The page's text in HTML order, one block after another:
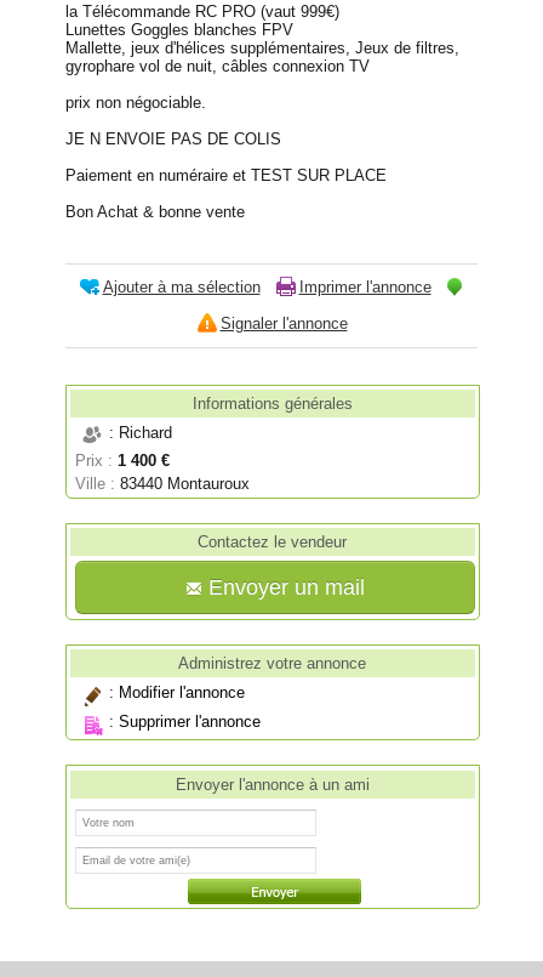
la Télécommande RC PRO (vaut 999€)
Lunettes Goggles blanches FPV
Mallette, jeux d'hélices supplémentaires, Jeux de filtres,
gyrophare vol de nuit, câbles connexion TV
prix non négociable.
JE N ENVOIE PAS DE COLIS
Paiement en numéraire et TEST SUR PLACE
Bon Achat & bonne vente
Ajouter à ma sélection
Imprimer l'annonce
Signaler l'annonce
Informations générales
: Richard
Prix : 1 400 €
Ville :83440 Montauroux
Contactez le vendeur
Envoyer un mail
Administrez votre annonce
: Modifier l'annonce
:Supprimer l'annonce
Envoyer l'annonce à un ami